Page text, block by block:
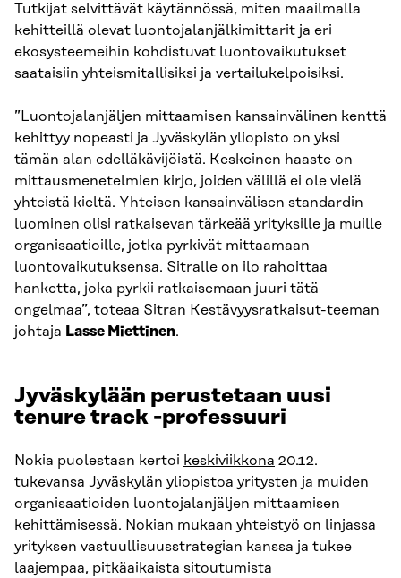
Tutkijat selvittävät käytännössä, miten maailmalla
kehitteillä olevat luontojalanjälkimittarit ja eri
ekosysteemeihin kohdistuvat luontovaikutukset
saataisiin yhteismitallisiksi ja vertailukelpoisiksi.
”Luontojalanjäljen mittaamisen kansainvälinen kenttä
kehittyy nopeasti ja Jyväskylän yliopisto on yksi
tämän alan edelläkävijöistä. Keskeinen haaste on
mittausmenetelmien kirjo, joiden välillä ei ole vielä
yhteistä kieltä. Yhteisen kansainvälisen standardin
luominen olisi ratkaisevan tärkeää yrityksille ja muille
organisaatioille, jotka pyrkivät mittaamaan
luontovaikutuksensa. Sitralle on ilo rahoittaa
hanketta, joka pyrkii ratkaisemaan juuri tätä
ongelmaa”, toteaa Sitran Kestävyysratkaisut-teeman
johtaja Lasse Miettinen.
Jyväskylään perustetaan uusi
tenure track -professuuri
Nokia puolestaan kertoi keskiviikkona 20.12.
tukevansa Jyväskylän yliopistoa yritysten ja muiden
organisaatioiden luontojalanjäljen mittaamisen
kehittämisessä. Nokian mukaan yhteistyö on linjassa
yrityksen vastuullisuusstrategian kanssa ja tukee
laajempaa, pitkäaikaista sitoutumista